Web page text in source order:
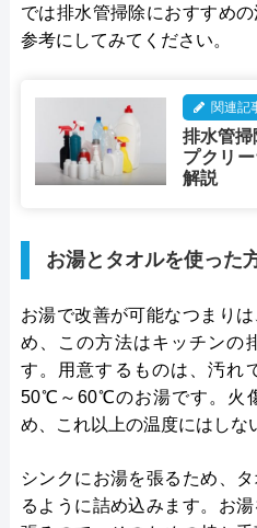
では排水管掃除におすすめ
参考にしてみてください。
関連記
排水管掃
プクリ
解説
お湯とタオルを使った
お湯で改善が可能なつまり
め、この方法はキッチンの
す。用意するものは、汚れ
50℃～60℃のお湯です。火
め、これ以上の温度にはしな
シンクにお湯を張るため、
るように詰め込みます。お